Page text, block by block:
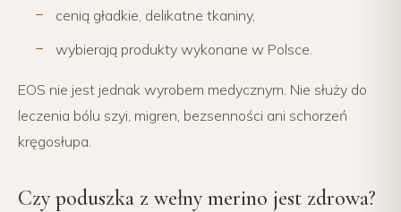
cenią gładkie, delikatne tkaniny,
wybierają produkty wykonane w Polsce.
EOS nie jest jednak wyrobem medycznym. Nie służy do
leczenia bólu szyi, migren, bezsenności ani schorzeń
kręgosłupa.
Czy poduszka z wełny merino jest zdrowa?